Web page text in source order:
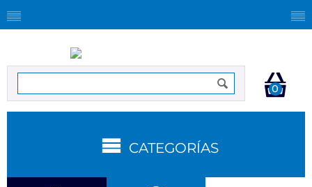
0
CATEGORÍAS